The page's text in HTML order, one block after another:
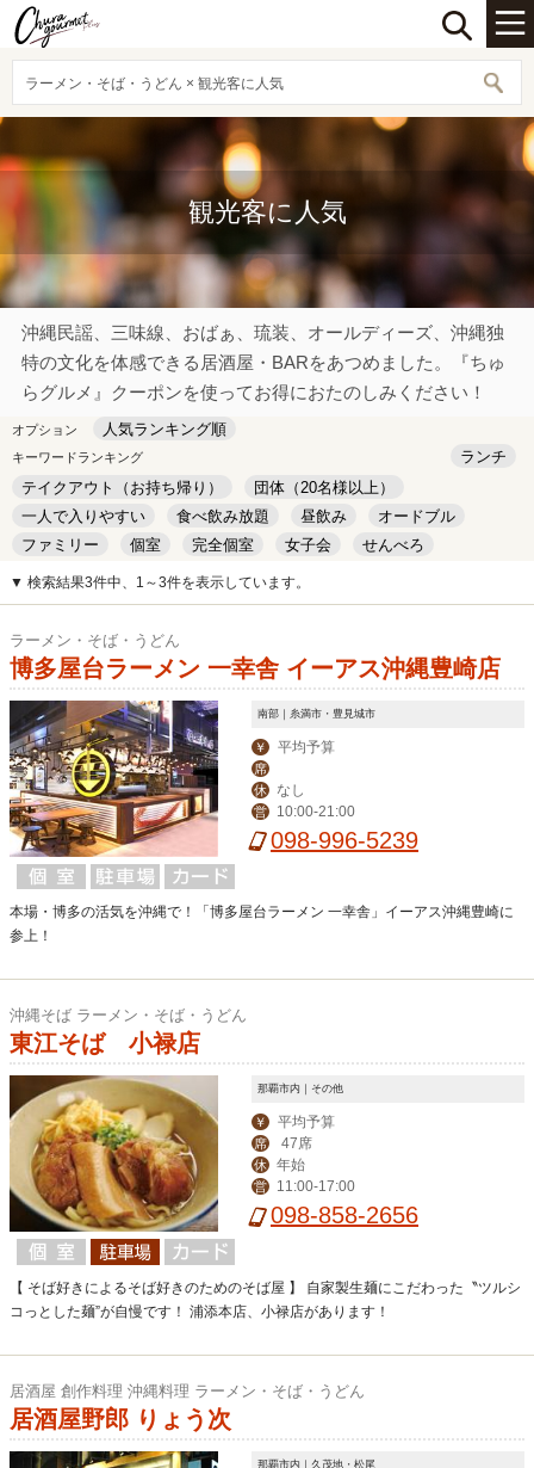
ラーメン・そば・うどん × 観光客に人気
観光客に人気
沖縄民謡、三味線、おばぁ、琉装、オールディーズ、沖縄独
特の文化を体感できる居酒屋・BARをあつめました。『ちゅ
らグルメ』クーポンを使ってお得におたのしみください！
オプション 人気ランキング順
キーワードランキング
ランチ
テイクアウト（お持ち帰り）
団体（20名様以上）
一人で入りやすい
食べ飲み放題 昼飲み
オードブル
ファミリー
個室 完全個室 女子会
せんべろ
キッズルーム
安い デート
▼ 検索結果3件中、1～3件を表示しています。
ラーメン・そば・うどん
博多屋台ラーメン 一幸舎 イーアス沖縄豊崎店
南部｜糸満市・豊見城市
￥ 平均予算
席
休
なし
営 10:00-21:00
098-996-5239
本場・博多の活気を沖縄で！「博多屋台ラーメン 一幸舎」イーアス沖縄豊崎に
参上！
沖縄そば ラーメン・そば・うどん
東江そば 小禄店
那覇市内｜その他
￥ 平均予算
席 47席
休 年始
営 11:00-17:00
098-858-2656
【 そば好きによるそば好きのためのそば屋 】 自家製生麺にこだわった〝ツルシ
コっとした麺”が自慢です！ 浦添本店、小禄店があります！
居酒屋 創作料理 沖縄料理 ラーメン・そば・うどん
居酒屋野郎 りょう次
那覇市内｜久茂地・松尾